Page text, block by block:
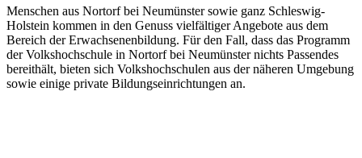
Menschen aus Nortorf bei Neumünster sowie ganz Schleswig-
Holstein kommen in den Genuss vielfältiger Angebote aus dem
Bereich der Erwachsenenbildung. Für den Fall, dass das Programm
der Volkshochschule in Nortorf bei Neumünster nichts Passendes
bereithält, bieten sich Volkshochschulen aus der näheren Umgebung
sowie einige private Bildungseinrichtungen an.